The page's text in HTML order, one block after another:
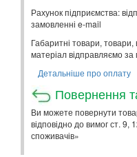
Рахунок підприємства:
замовленні e-mail
Габаритні товари, товари,
матеріал відправляємо
Детальніше про оплату
Повернення
Ви можете повернути
відповідно до вимог ст. 9,
споживачів»